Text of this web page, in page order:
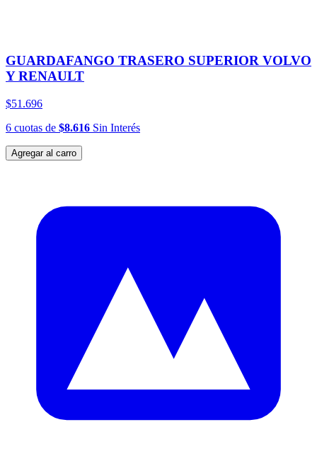
GUARDAFANGO TRASERO SUPERIOR VOLVO
Y RENAULT
$51.696
6 cuotas de $8.616 Sin Interés
Agregar al carro